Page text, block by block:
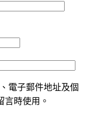
電子郵件地址及個
言時使用。